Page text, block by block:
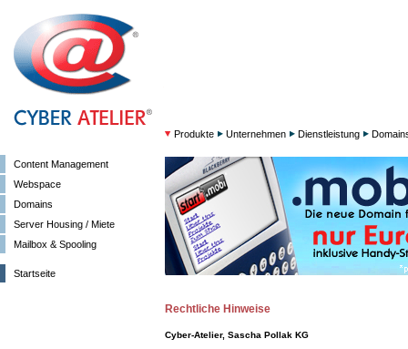
Content Management
Webspace
Domains
Server Housing / Miete
Mailbox & Spooling
Startseite
Produkte Unternehmen Dienstleistung
Rechtliche Hinweise
Cyber-Atelier, Sascha Pollak KG